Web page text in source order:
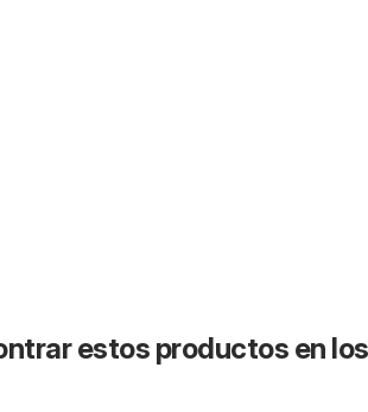
estos productos en los